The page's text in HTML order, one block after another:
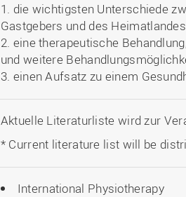
1. die wichtigsten Unterschiede
Gastgebers und des
2. eine therapeutische
und weitere
3. einen Aufsatz zu einem
Aktuelle Literaturliste wird zur
* Current literature list will be
International Physiotherapy